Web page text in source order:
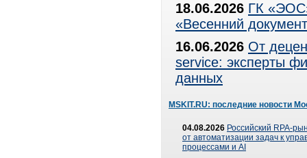
18.06.2026 ГК
«Весенний
16.06.2026 От
service: эксперты
данных
MSKIT.RU: последние новости
04.08.2026 Российский RPA-
от автоматизации задач к
процессами и AI